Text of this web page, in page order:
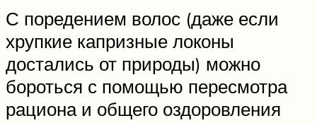
С поредением волос (даже если
хрупкие капризные локоны
достались от природы) можно
бороться с помощью пересмотра
рациона и общего оздоровления